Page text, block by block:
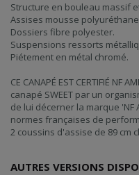
Structure en bouleau massif
Assises mousse polyuréthane
Dossiers fibre polyester.
Suspensions ressorts
Piétement en métal chromé.
CE CANAPÉ EST CERTIFIÉ NF
canapé SWEET par un
de lui décerner la marque
normes françaises de
2 coussins d'assise de 89 cm
AUTRES VERSIONS